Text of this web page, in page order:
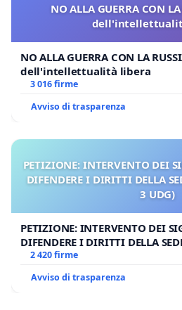
NO ALLA GUERRA CON
NO ALLA GUERRA CON LA
dell'intellettualità libera
3 016 firme
Avviso di trasparenza
PETIZIONE: INTERVENTO DEI
DIFENDERE I DIRITTI DELLA
3 UDG)
PETIZIONE: INTERVENTO DEI
DIFENDERE I DIRITTI DELLA
UDG)
2 420 firme
Avviso di trasparenza